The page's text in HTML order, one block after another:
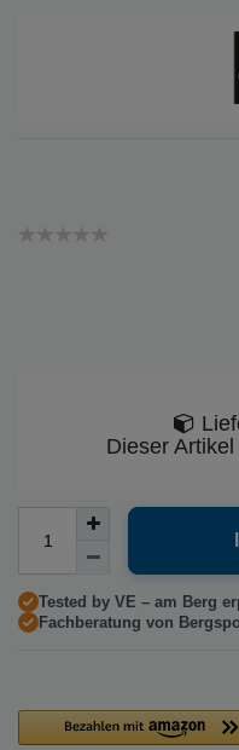
Dieser
Tested by VE – am Berg
Fachberatung von